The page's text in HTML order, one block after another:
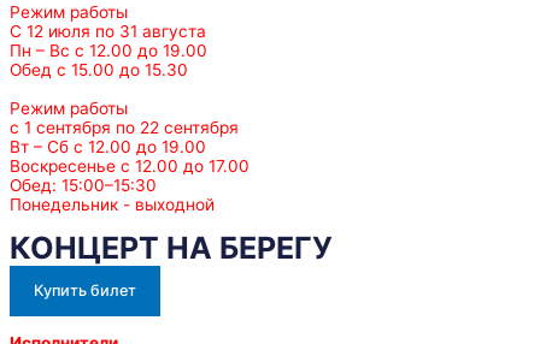
Режим работы
С 12 июля по 31 августа
Пн – Вс с 12.00 до 19.00
Обед с 15.00 до 15.30
Режим работы
с 1 сентября по 22 сентября
Вт – Сб с 12.00 до 19.00
Воскресенье с 12.00 до 17.00
Обед: 15:00–15:30
Понедельник - выходной
КОНЦЕРТ НА БЕРЕГУ
Купить билет